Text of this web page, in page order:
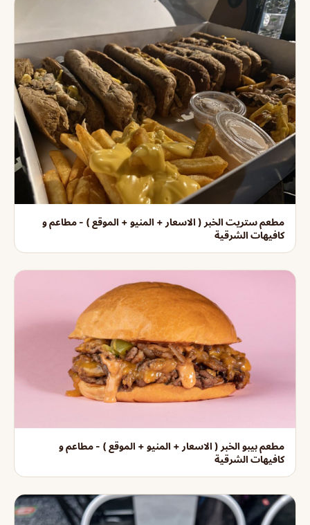
مطعم ستريت الخبر ( الاسعار + المنيو + الموقع ) - مطاعم و
كافيهات الشرقية
مطعم بيبو الخبر ( الاسعار + المنيو + الموقع ) - مطاعم و
كافيهات الشرقية